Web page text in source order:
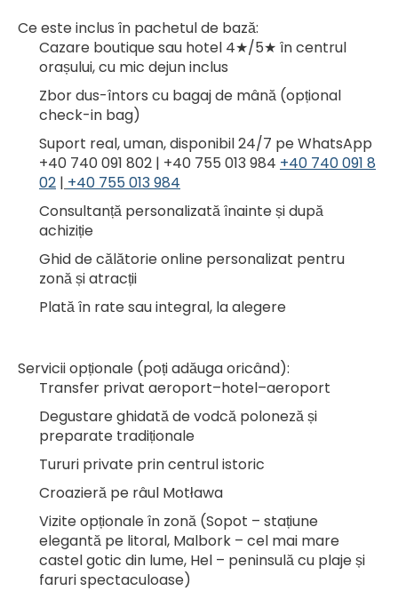
Ce este inclus în pachetul de bază:
Cazare boutique sau hotel 4★/5★ în centrul
orașului, cu mic dejun inclus
Zbor dus-întors cu bagaj de mână (opțional
check-in bag)
Suport real, uman, disponibil 24/7 pe WhatsApp
+40 740 091 802 | +40 755 013 984 +40 740 091 8
02 | +40 755 013 984
Consultanță personalizată înainte și după
achiziție
Ghid de călătorie online personalizat pentru
zonă și atracții
Plată în rate sau integral, la alegere
Servicii opționale (poți adăuga oricând):
Transfer privat aeroport–hotel–aeroport
Degustare ghidată de vodcă poloneză și
preparate tradiționale
Tururi private prin centrul istoric
Croazieră pe râul Motława
Vizite opționale în zonă (Sopot – stațiune
elegantă pe litoral, Malbork – cel mai mare
castel gotic din lume, Hel – peninsulă cu plaje și
faruri spectaculoase)